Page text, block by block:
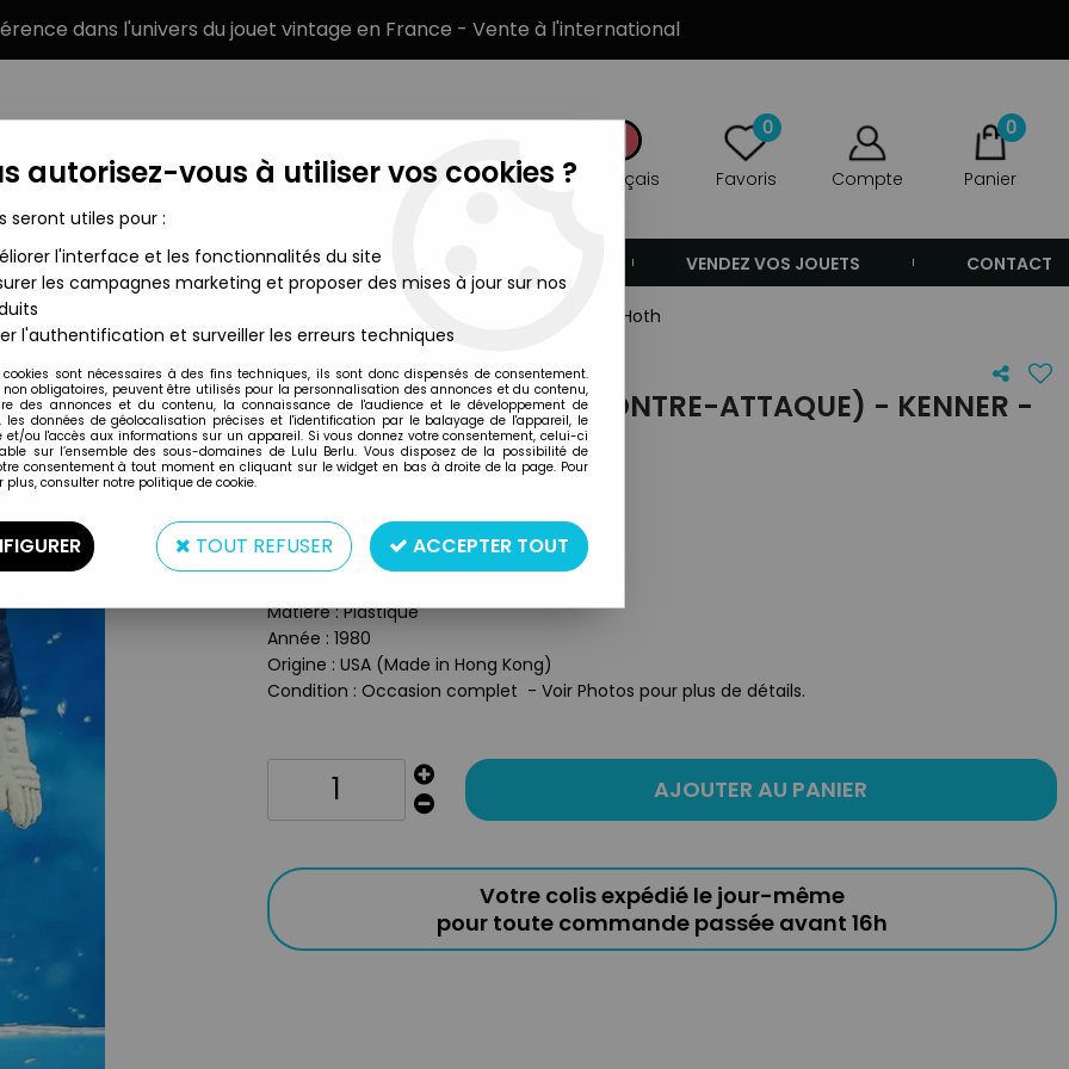
dans l'univers du jouet vintage en France - Vente à l'international
Français
0
Favoris Compte
0
Panier
MARQUES TYPE DE PRODUIT VENDEZ VOS JOUETS CONTACT
loose Star Wars (L'Empire contre-attaque) - Kenner - Han Solo Hoth
Kenner
STAR WARS (L'EMPIRE CONTRE-ATTAQUE) - KENNER -
HAN SOLO HOTH
69,99€TTC
Réf. :REF6515
Type : Figurine articulée avec accessoires
Matière : Plastique
Année : 1980
Origine : USA (Made in Hong Kong)
Condition : Occasion complet - Voir Photos pour plus de détails.
AJOUTER AU PANIER
Votre colis expédié le jour-même
pour toute commande passée avant 16h
autorisez-vous à utiliser vos cookies ?
seront utiles pour :
l'interface et les fonctionnalités du site
les campagnes marketing et proposer des mises à jour sur nos
l'authentification et surveiller les erreurs techniques
cookies sont nécessaires à des fins techniques, ils sont donc dispensés de consentement.
non obligatoires, peuvent être utilisés pour la personnalisation des annonces et du contenu,
des annonces et du contenu, la connaissance de l'audience et le développement de
les données de géolocalisation précises et l'identification par le balayage de l'appareil, le
et/ou l'accès aux informations sur un appareil. Si vous donnez votre consentement, celui-ci
sur l’ensemble des sous-domaines de Lulu Berlu. Vous disposez de la possibilité de
consentement à tout moment en cliquant sur le widget en bas à droite de la page. Pour
plus, consulter notre politique de cookie.
TOUT REFUSER ACCEPTER TOUT